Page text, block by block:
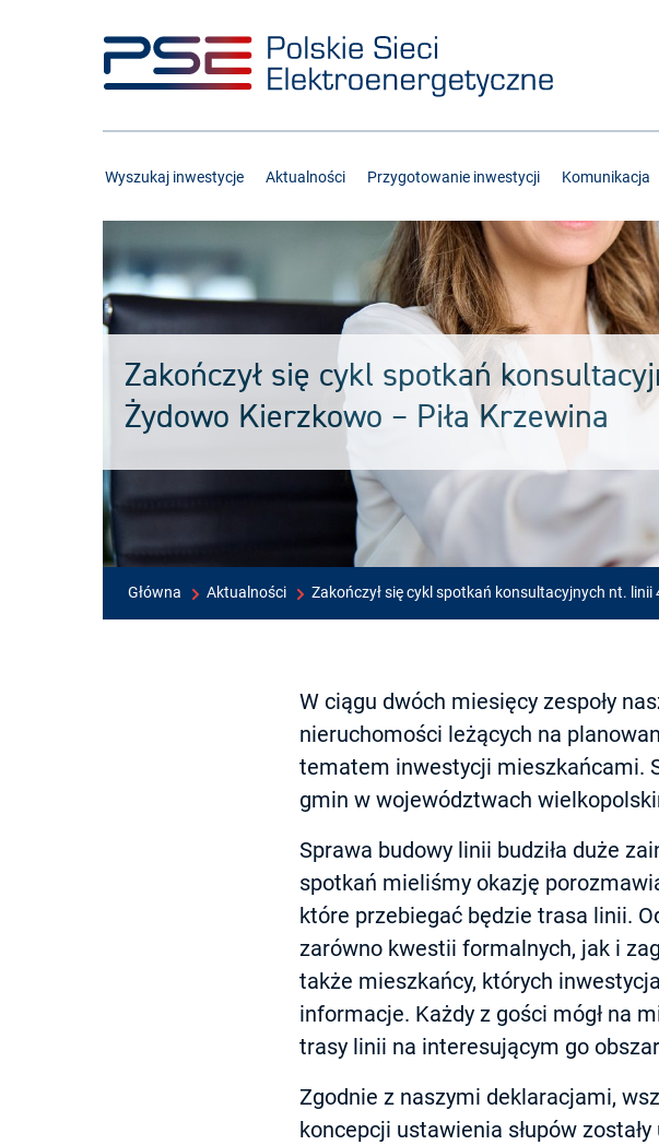
Wyszukaj inwestycje Aktualności Przygotowanie inwestycji Komunikacja
Zakończył się cykl spotkań
Żydowo Kierzkowo – Piła Krzewina
Główna Aktualności Zakończył się cykl spotkań konsultacyjnych nt.
W ciągu dwóch miesięcy zespoły
nieruchomości leżących na
tematem inwestycji mieszkańcami.
gmin w województwach
Sprawa budowy linii budziła duże
spotkań mieliśmy okazję
które przebiegać będzie trasa linii.
zarówno kwestii formalnych, jak i
także mieszkańcy, których
informacje. Każdy z gości mógł na
trasy linii na interesującym go
Zgodnie z naszymi deklaracjami,
koncepcji ustawienia słupów